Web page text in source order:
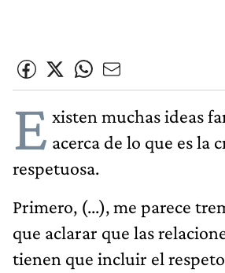
E xisten muchas ideas
acerca de lo que es la
respetuosa.
Primero, (...), me parece
que aclarar que las
tienen que incluir el